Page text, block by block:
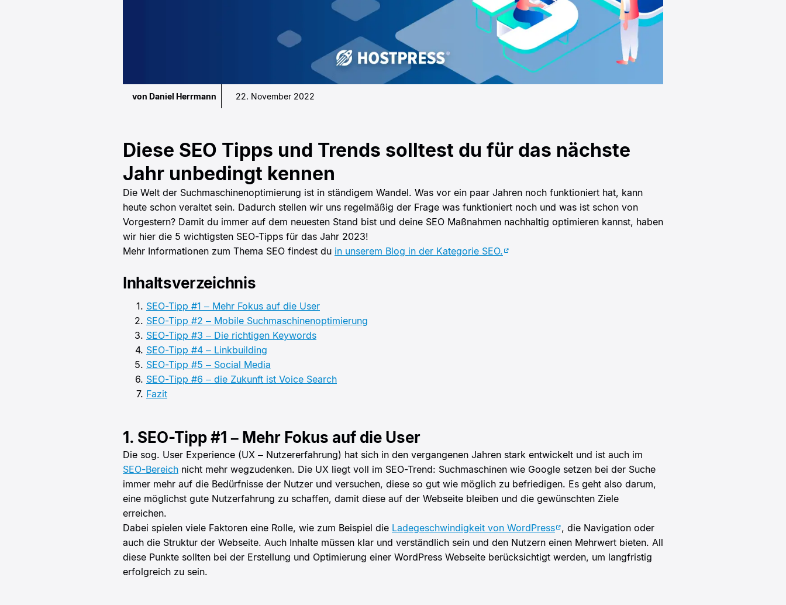
von Daniel Herrmann 22. November 2022
Diese SEO Tipps und Trends solltest du für das nächste
Jahr unbedingt kennen
Die Welt der Suchmaschinenoptimierung ist in ständigem Wandel. Was vor ein paar Jahren noch funktioniert hat, kann
heute schon veraltet sein. Dadurch stellen wir uns regelmäßig der Frage was funktioniert noch und was ist schon von
Vorgestern? Damit du immer auf dem neuesten Stand bist und deine SEO Maßnahmen nachhaltig optimieren kannst, haben
wir hier die 5 wichtigsten SEO-Tipps für das Jahr 2023!
Mehr Informationen zum Thema SEO findest du in unserem Blog in der Kategorie SEO.
Inhaltsverzeichnis
SEO-Tipp #1 – Mehr Fokus auf die User
SEO-Tipp #2 – Mobile Suchmaschinenoptimierung
SEO-Tipp #3 – Die richtigen Keywords
SEO-Tipp #4 – Linkbuilding
SEO-Tipp #5 – Social Media
SEO-Tipp #6 – die Zukunft ist Voice Search
Fazit
1. SEO-Tipp #1 – Mehr Fokus auf die User
Die sog. User Experience (UX – Nutzererfahrung) hat sich in den vergangenen Jahren stark entwickelt und ist auch im
SEO-Bereich nicht mehr wegzudenken. Die UX liegt voll im SEO-Trend: Suchmaschinen wie Google setzen bei der Suche
immer mehr auf die Bedürfnisse der Nutzer und versuchen, diese so gut wie möglich zu befriedigen. Es geht also darum,
eine möglichst gute Nutzerfahrung zu schaffen, damit diese auf der Webseite bleiben und die gewünschten Ziele
erreichen.
Dabei spielen viele Faktoren eine Rolle, wie zum Beispiel die Ladegeschwindigkeit von WordPress , die Navigation oder
auch die Struktur der Webseite. Auch Inhalte müssen klar und verständlich sein und den Nutzern einen Mehrwert bieten. All
diese Punkte sollten bei der Erstellung und Optimierung einer WordPress Webseite berücksichtigt werden, um langfristig
erfolgreich zu sein.